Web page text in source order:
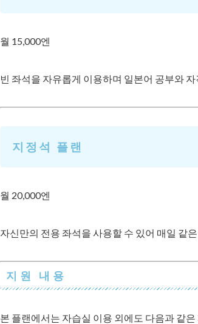
월 15,000엔
빈 좌석을 자유롭게 이용하며 일본어 공부와
지정석 플랜
월 20,000엔
자신만의 전용 좌석을 사용할 수 있어 매일 같
지원 내용
본 플랜에서는 자습실 이용 외에도 다음과 같